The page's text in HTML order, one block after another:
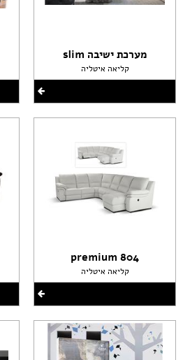
מערכת ישיבה slim
קליאה איטליה
premium 804
קליאה איטליה